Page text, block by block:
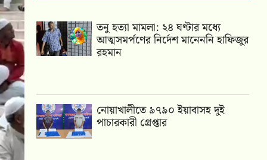
তনু হত্যা মামলা: ২৪ ঘণ্টার মধ্যে
আত্মসমর্পণের নির্দেশ মানেননি হাফিজুর
রহমান
নোয়াখালীতে ৯৭৯০ ইয়াবাসহ দুই
পাচারকারী গ্রেপ্তার